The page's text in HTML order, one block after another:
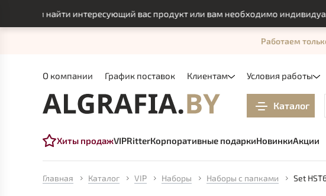
найти интересующий вас продукт или вам необходимо
О компании График поставок Клиентам Условия работы
Работаем
Каталог
Хиты продажVIPRitterКорпоративные подаркиНовинкиАкции
Главная Каталог VIP Наборы Наборы с папками Set